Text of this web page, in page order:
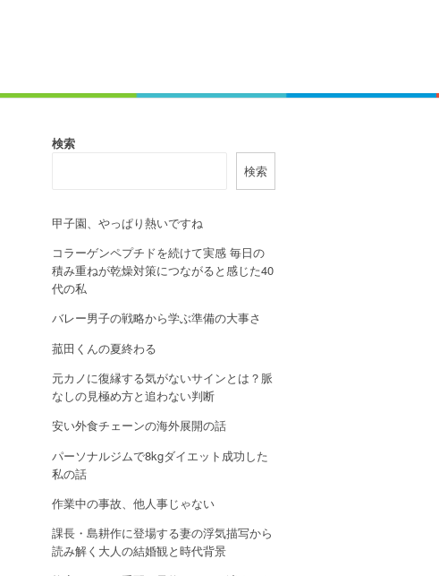
検索
検索
甲子園、やっぱり熱いですね
コラーゲンペプチドを続けて実感 毎日の
積み重ねが乾燥対策につながると感じた40
代の私
バレー男子の戦略から学ぶ準備の大事さ
菰田くんの夏終わる
元カノに復縁する気がないサインとは？脈
なしの見極め方と追わない判断
安い外食チェーンの海外展開の話
パーソナルジムで8kgダイエット成功した
私の話
作業中の事故、他人事じゃない
課長・島耕作に登場する妻の浮気描写から
読み解く大人の結婚観と時代背景